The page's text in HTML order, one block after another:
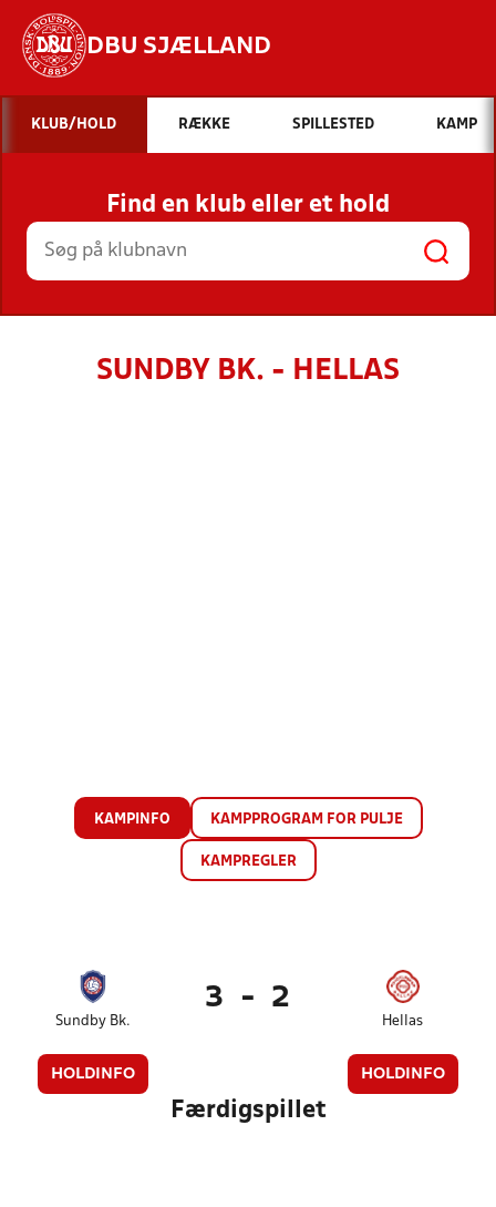
DBU SJÆLLAND
Hvad vil du søge efter?
INDHOLD OG NYHEDER
STILLINGER, RESULTATER, KLUBBER OG
HOLD
KLUB/HOLD RÆKKE SPILLESTED KAMP
Find en klub eller et hold
SUNDBY BK. - HELLAS
KAMPINFO KAMPPROGRAM FOR PULJE
KAMPREGLER
Sundby Bk.
HOLDINFO
3 - 2
Hellas
HOLDINFO
Færdigspillet